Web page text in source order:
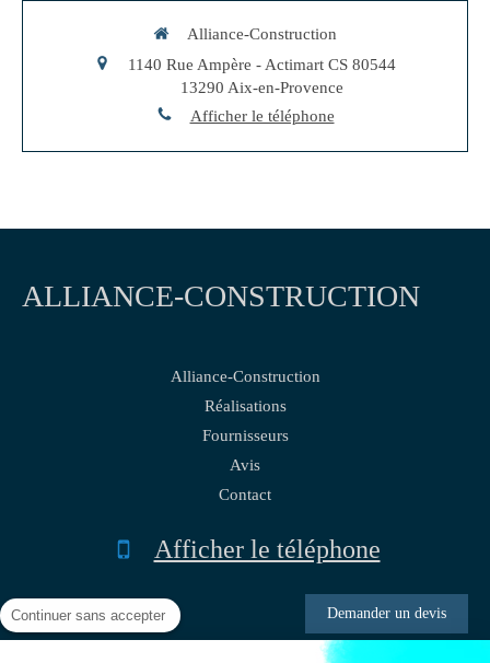
Alliance-Construction
1140 Rue Ampère - Actimart CS 80544
13290 Aix-en-Provence
Afficher le téléphone
ALLIANCE-CONSTRUCTION
Alliance-Construction
Réalisations
Fournisseurs
Avis
Contact
Afficher le téléphone
Demander un devis
Continuer sans accepter